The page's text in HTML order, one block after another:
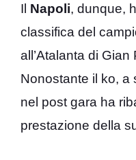
Il Napoli, dunque,
classifica del
all’Atalanta di
Nonostante il ko, a
nel post gara ha
prestazione della